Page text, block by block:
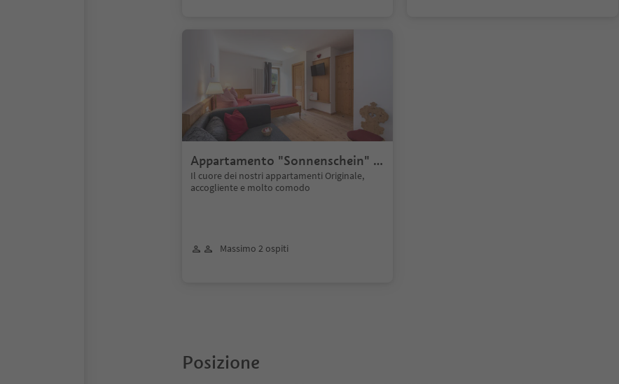
Appartamento "Sonnenschein" 2
pers.
Il cuore dei nostri appartamenti Originale,
accogliente e molto comodo
Massimo 2 ospiti
Posizione